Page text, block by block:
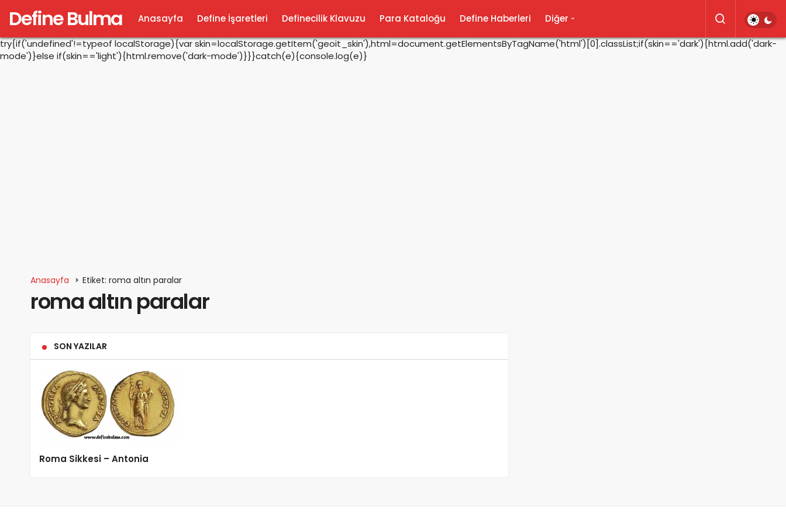
try{if('undefined'!=typeof localStorage){var skin=localStorage.getItem('geoit_skin'),html=document.getElementsByTagName('html')[0].classList;if(skin=='dark'){html.add('dark-
mode')}else if(skin=='light'){html.remove('dark-mode')}}}catch(e){console.log(e)}
Define Bulma Anasayfa Define İşaretleri Definecilik Klavuzu Para Kataloğu Define Haberleri Diğer
Anasayfa Etiket: roma altın paralar
roma altın paralar
SON YAZILAR
Roma Sikkesi – Antonia